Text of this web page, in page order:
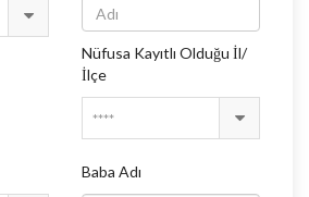
Nüfusa Kayıtlı Olduğu İl/
İlçe
****
Baba Adı